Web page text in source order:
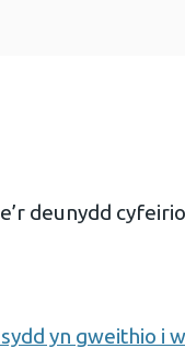
deunydd
yn gweithio i